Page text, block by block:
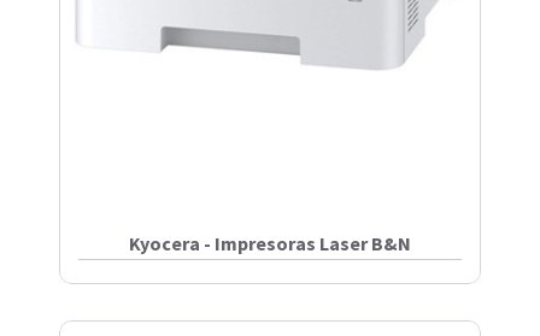
Kyocera - Impresoras Laser B&N